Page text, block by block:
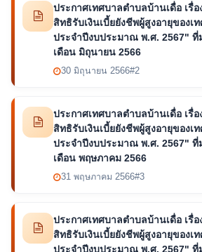
ประกาศเทศบาลตำบลบ้านเดื่อ เรื่
สิทธิรับเงินเบี้ยยังชีพผู้สูงอายุของเ
ประจำปีงบประมาณ พ.ศ. 2567" ที่
เดือน มิถุนายน 2566
30 มิถุนายน 2566#2
ประกาศเทศบาลตำบลบ้านเดื่อ เรื่
สิทธิรับเงินเบี้ยยังชีพผู้สูงอายุของเ
ประจำปีงบประมาณ พ.ศ. 2567" ที่
เดือน พฤษภาคม 2566
31 พฤษภาคม 2566#3
ประกาศเทศบาลตำบลบ้านเดื่อ เรื่
สิทธิรับเงินเบี้ยยังชีพผู้สูงอายุของเ
ประจำปีงบประมาณ พ.ศ. 2567" ที่